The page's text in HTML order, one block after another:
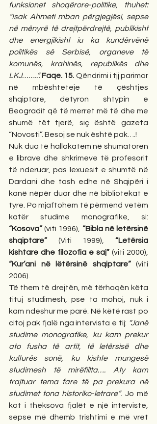
funksionet shoqërore-politike, thuhet:
“Isak Ahmeti mban përgjegjësi, sepse
në mënyrë të drejtpërdrejtë, publikisht
dhe energjikisht iu ka kundërvënë
politikës së Serbisë, organeve të
komunës, krahinës, republikës dhe
LKJ……..”. Faqe. 15. Qëndrimi i tjj parimor
në mbështeteje të çështjes
shqiptare, detyron shtypin e
Beogradit që të merret më të dhe me
shumë tët tjerë, siç është gazeta
“Novosti”. Besoj se nuk është pak….!
Nuk dua të hallakatem në shumatoren
e librave dhe shkrimeve të profesorit
të nderuar, pas lexuesit e shumtë në
Dardani dhe tash edhe në Shqipëri i
kanë nëpër duar dhe në bibliotekat e
tyre. Po mjaftohem të përmend vetëm
“Kosova” (viti 1996), “Bibla në letërsinë
shqiptare” (Viti 1999), “Letërsia
kishtare dhe filozofia e saj”
“Kur’ani në lëtërsinë shqiptare” (viti
2006).
Të them të drejtën, më tërhoqën këta
tituj studimesh, pse ta mohoj, nuk i
kam ndeshur me parë. Në këtë rast po
citoj pak fjalë nga intervista e tij: “Janë
studime monografike, ku kam prekur
ato fusha të artit, të letërsisë dhe
kulturës sonë, ku kishte mungesë
studimesh të mirëfillta…. Aty kam
trajtuar tema fare të pa prekura në
studimet tona historiko-letrare”. Jo më
kot i theksova fjalët e një interviste,
sepse më dhemb trishtimi e më vret